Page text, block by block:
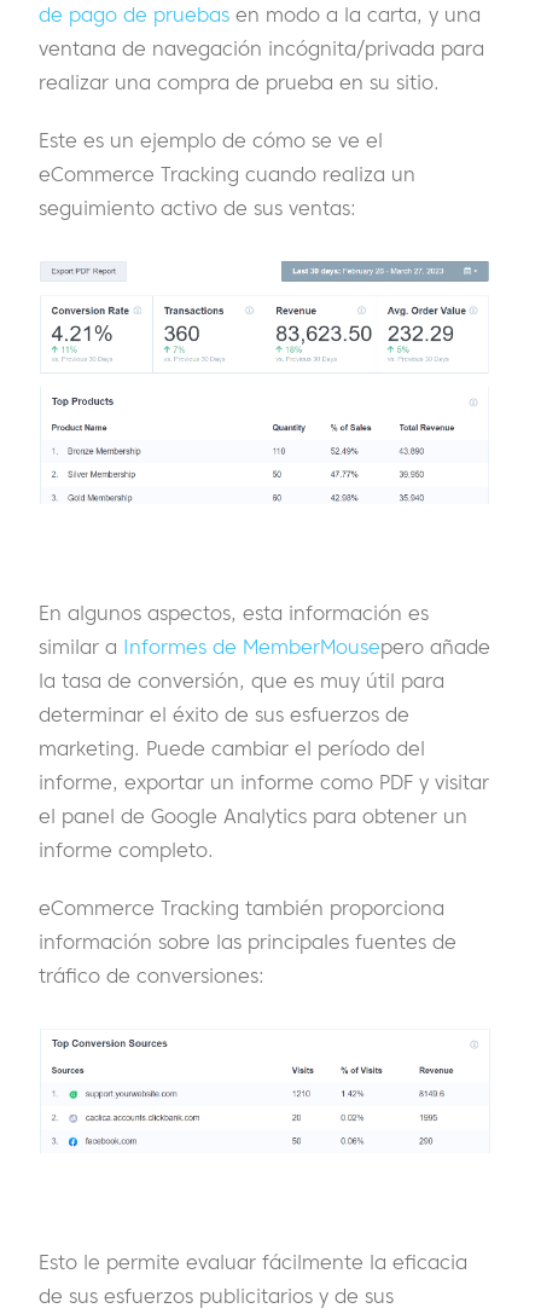
de pago de pruebas en modo a la carta, y una
ventana de navegación incógnita/privada para
realizar una compra de prueba en su sitio.
Este es un ejemplo de cómo se ve el
eCommerce Tracking cuando realiza un
seguimiento activo de sus ventas:
En algunos aspectos, esta información es
similar a Informes de MemberMousepero añade
la tasa de conversión, que es muy útil para
determinar el éxito de sus esfuerzos de
marketing. Puede cambiar el período del
informe, exportar un informe como PDF y visitar
el panel de Google Analytics para obtener un
informe completo.
eCommerce Tracking también proporciona
información sobre las principales fuentes de
tráfico de conversiones:
Esto le permite evaluar fácilmente la eficacia
de sus esfuerzos publicitarios y de sus